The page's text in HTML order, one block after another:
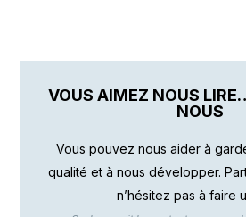
VOUS AIMEZ NOUS
NOUS
Vous pouvez nous aider à
qualité et à nous développer.
n’hésitez pas à faire